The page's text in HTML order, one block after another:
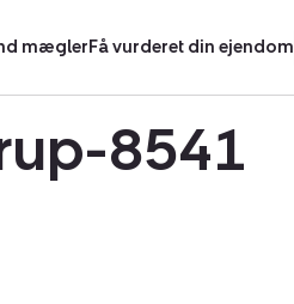
mæglerFå vurderet din ejendom
8541